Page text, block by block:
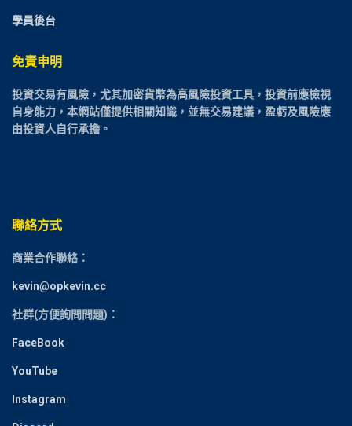
學員後台
免責申明
投資交易有風險，尤其加密貨幣為高風險投資工具，投資前應檢視
自身能力，本網站僅提供相關知識，並無交易建議，盈虧及風險應
由投資人自行承擔。
聯絡方式
商業合作聯絡：
kevin@opkevin.cc
社群(方便詢問問題)：
FaceBook
YouTube
Instagram